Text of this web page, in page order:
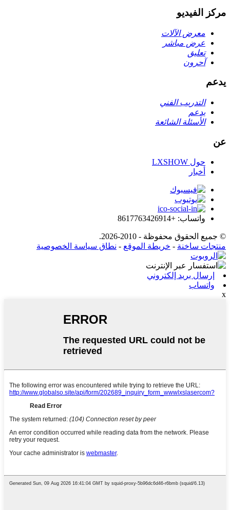
مركز الفيديو
معرض الآلات
عرض مباشر
تعليق
آحرون
يدعم
التدريب الفني
يدعم
الأسئلة الشائعة
عن
حول LXSHOW
أخبار
واتساب: +8617763426914
© جميع الحقوق محفوظة - 2010-2026.
منتجات ساخنة - خريطة الموقع - نطاق سياسة الخصوصية
إرسال بريد إلكتروني
واتساب
x